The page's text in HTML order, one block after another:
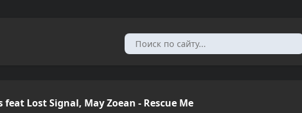
feat Lost Signal, May Zoean - Rescue Me